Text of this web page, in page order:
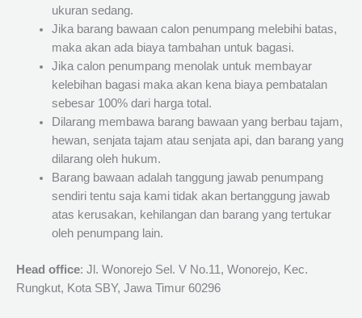
ukuran sedang.
Jika barang bawaan calon penumpang melebihi batas,
maka akan ada biaya tambahan untuk bagasi.
Jika calon penumpang menolak untuk membayar
kelebihan bagasi maka akan kena biaya pembatalan
sebesar 100% dari harga total.
Dilarang membawa barang bawaan yang berbau tajam,
hewan, senjata tajam atau senjata api, dan barang yang
dilarang oleh hukum.
Barang bawaan adalah tanggung jawab penumpang
sendiri tentu saja kami tidak akan bertanggung jawab
atas kerusakan, kehilangan dan barang yang tertukar
oleh penumpang lain.
Head office: Jl. Wonorejo Sel. V No.11, Wonorejo, Kec.
Rungkut, Kota SBY, Jawa Timur 60296